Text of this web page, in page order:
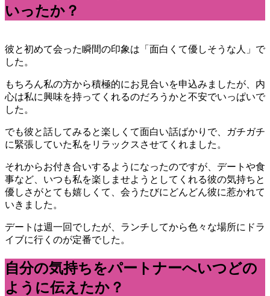
いったか？
彼と初めて会った瞬間の印象は「面白くて優しそうな人」で
した。
もちろん私の方から積極的にお見合いを申込みましたが、内
心は私に興味を持ってくれるのだろうかと不安でいっぱいで
した。
でも彼と話してみると楽しくて面白い話ばかりで、ガチガチ
に緊張していた私をリラックスさせてくれました。
それからお付き合いするようになったのですが、デートや食
事など、いつも私を楽しませようとしてくれる彼の気持ちと
優しさがとても嬉しくて、会うたびにどんどん彼に惹かれて
いきました。
デートは週一回でしたが、ランチしてから色々な場所にドラ
イブに行くのが定番でした。
自分の気持ちをパートナーへいつどの
ように伝えたか？